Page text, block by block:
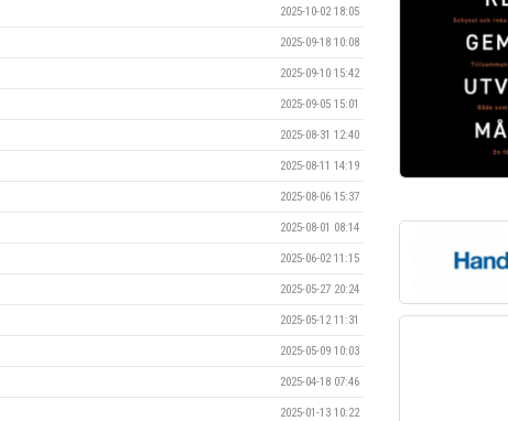
2025-10-02 18:05
2025-09-18 10:08
2025-09-10 15:42
2025-09-05 15:01
2025-08-31 12:40
2025-08-11 14:19
2025-08-06 15:37
2025-08-01 08:14
2025-06-02 11:15
2025-05-27 20:24
2025-05-12 11:31
2025-05-09 10:03
2025-04-18 07:46
2025-01-13 10:22